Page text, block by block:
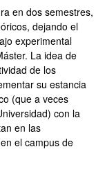
en dos semestres,
dejando el
experimental
La idea de
de los
su estancia
(que a veces
con la
en las
el campus de